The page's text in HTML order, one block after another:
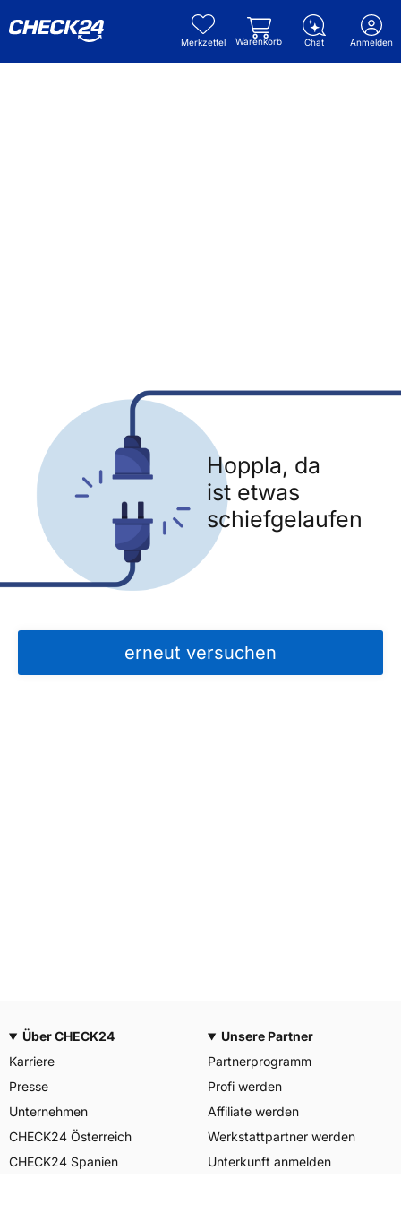
Merkzettel Warenkorb Chat Anmelden
Hoppla, da
ist etwas
schiefgelaufen
erneut versuchen
Über CHECK24
Karriere
Presse
Unternehmen
CHECK24 Österreich
CHECK24 Spanien
Unsere Partner
Partnerprogramm
Profi werden
Affiliate werden
Werkstattpartner werden
Unterkunft anmelden